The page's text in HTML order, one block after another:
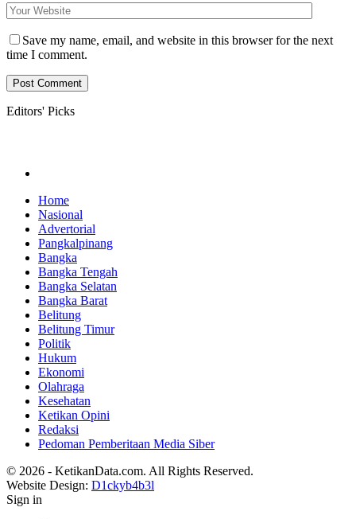
Save my name, email, and website in this browser for the next
time I comment.
Editors' Picks
Home
Nasional
Advertorial
Pangkalpinang
Bangka
Bangka Tengah
Bangka Selatan
Bangka Barat
Belitung
Belitung Timur
Politik
Hukum
Ekonomi
Olahraga
Kesehatan
Ketikan Opini
Redaksi
Pedoman Pemberitaan Media Siber
© 2026 - KetikanData.com. All Rights Reserved.
Website Design: D1ckyb4b3l
Sign in